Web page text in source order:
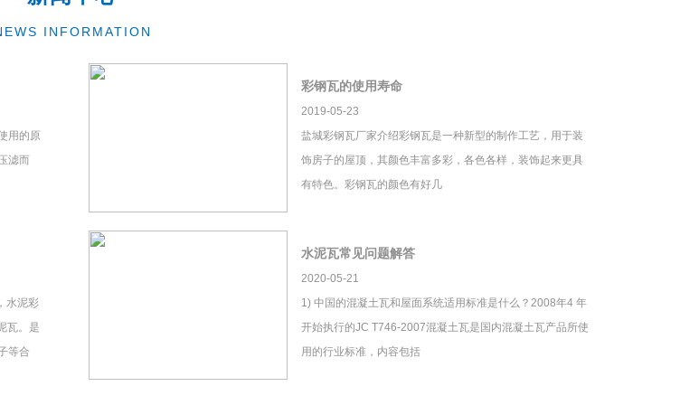
INFORMATION
用的原
滤而
彩钢瓦的使用寿命
2019-05-23
盐城彩钢瓦厂家介绍彩钢瓦是一种新型的制作工艺，用于装
饰房子的屋顶，其颜色丰富多彩，各色各样，装饰起来更具
有特色。彩钢瓦的颜色有好几
水泥彩
瓦。是
等合
水泥瓦常见问题解答
2020-05-21
1) 中国的混凝土瓦和屋面系统适用标准是什么？2008年4 年
开始执行的JC T746-2007混凝土瓦是国内混凝土瓦产品所使
用的行业标准，内容包括